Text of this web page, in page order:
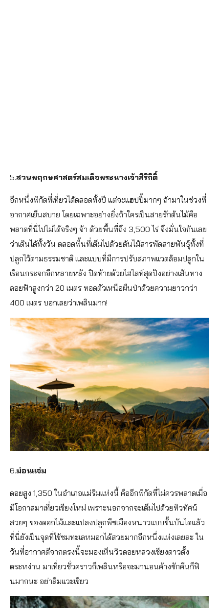
5.สวนพฤกษศาสตร์สมเด็จพระนางเจ้าสิริกิติ์
อีกหนึ่งพิกัดที่เที่ยวได้ตลอดทั้งปี แต่จะแฮปปี้มากๆ ถ้ามาในช่วงที่
อากาศเย็นสบาย โดยเฉพาะอย่างยิ่งถ้าใครเป็นสายรักต้นไม้คือ
พลาดที่นี่ไปไม่ได้จริงๆ จ้า ด้วยพื้นที่ถึง 3,500 ไร่ จึงมั่นใจกันเลย
ว่าเดินได้ทั้งวัน ตลอดพื้นที่เต็มไปด้วยต้นไม้สารพัดสายพันธุ์ทั้งที่
ปลูกไว้ตามธรรมชาติ และแบบที่มีการปรับสภาพแวดล้อมปลูกใน
เรือนกระจกอีกหลายหลัง ปิดท้ายด้วยไฮไลท์สุดปังอย่างเส้นทาง
ลอยฟ้าสูงกว่า 20 เมตร ทอดตัวเหนือผืนป่าด้วยความยาวกว่า
400 เมตร บอกเลยว่าเพลินมาก!
6.ม่อนแจ่ม
ดอยสูง 1,350 ในอำเภอแม่ริมแห่งนี้ คืออีกพิกัดที่ไม่ควรพลาดเมื่อ
มีโอกาสมาเที่ยวเชียงใหม่ เพราะนอกจากจะเต็มไปด้วยทิวทัศน์
สวยๆ ของดอกไม้และแปลงปลูกพืชเมืองหนาวแบบขั้นบันไดแล้ว
ที่นี่ยังเป็นจุดที่ใช้ชมทะเลหมอกได้สวยมากอีกหนึ่งแห่งเลยละ ใน
วันที่อากาศดีจากตรงนี้จะมองเห็นวิวดอยหลวงเชียงดาวตั้ง
ตระหง่าน มาเที่ยวชั่วคราวก็เพลินหรือจะมานอนค้างซักคืนก็ฟิ
นมากนะ อย่าลืมแวะเชียว